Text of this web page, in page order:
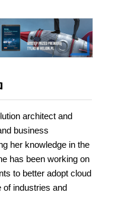
architect and
business
her knowledge in the
has been working on
to better adopt cloud
of industries and